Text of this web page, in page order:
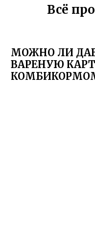
Всё
МОЖНО ЛИ
ВАРЕНУЮ